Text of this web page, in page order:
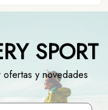
SPORT
y novedades